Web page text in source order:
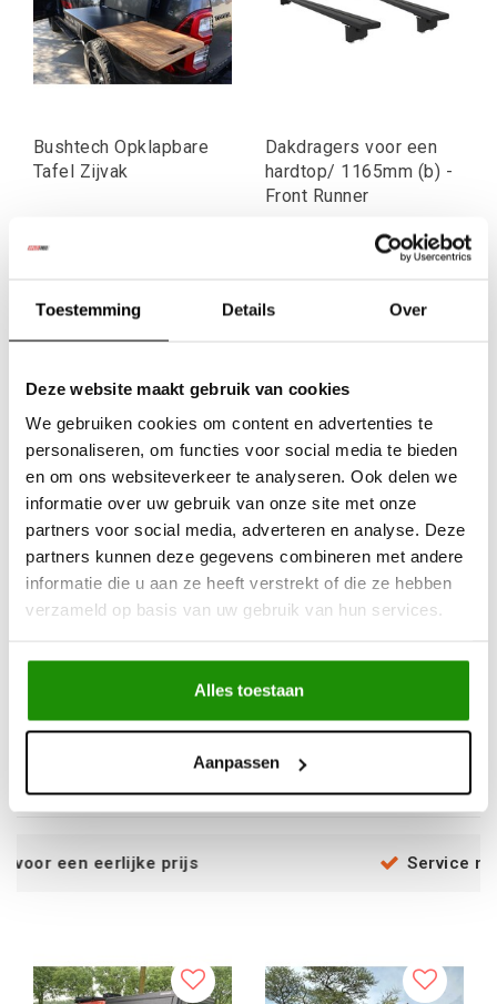
Toestemming Details Over
Deze website maakt gebruik van cookies
We gebruiken cookies om content en advertenties te
personaliseren, om functies voor social media te bieden
en om ons websiteverkeer te analyseren. Ook delen we
informatie over uw gebruik van onze site met onze
partners voor social media, adverteren en analyse. Deze
partners kunnen deze gegevens combineren met andere
informatie die u aan ze heeft verstrekt of die ze hebben
verzameld op basis van uw gebruik van hun services.
Alles toestaan
Aanpassen
Bushtech Opklapbare
Tafel Zijvak
€392,56
€475,00
Incl. btw
Dakdragers voor een
hardtop/ 1165mm (b) -
Front Runner
€359,00
Incl. btw
Bushtech Canopy Tray
€12.809,92
Incl. btw
Bushtech Canopy Ford
€3.470,25
€4.199,00
Incl. btw
prijs Service na verkoop